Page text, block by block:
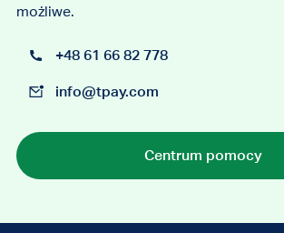
możliwe.
+48 61 66 82 778
info@tpay.com
Centrum pomocy